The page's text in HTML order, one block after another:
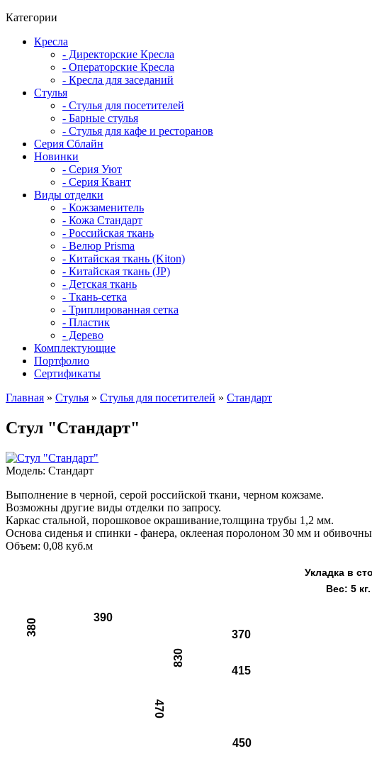
Категории
Кресла
- Директорские Кресла
- Операторские Кресла
- Кресла для заседаний
Стулья
- Стулья для посетителей
- Барные стулья
- Стулья для кафе и ресторанов
Серия Сблайн
Новинки
- Серия Уют
- Серия Квант
Виды отделки
- Кожзаменитель
- Кожа Стандарт
- Российская ткань
- Велюр Prisma
- Китайская ткань (Kiton)
- Китайская ткань (JP)
- Детская ткань
- Ткань-сетка
- Триплированная сетка
- Пластик
- Дерево
Комплектующие
Портфолио
Сертификаты
Главная » Стулья » Стулья для посетителей » Стандарт
Стул "Стандарт"
Модель: Стандарт
Выполнение в черной, серой российской ткани, черном кожзаме.
Возможны другие виды отделки по запросу.
Каркас стальной, порошковое окрашивание,толщина трубы 1,2 мм.
Основа сиденья и спинки - фанера, оклееная поролоном 30 мм и
Объем: 0,08 куб.м
380
390
470
830
370
450
415
Укладка в
Вес: 5 кг.